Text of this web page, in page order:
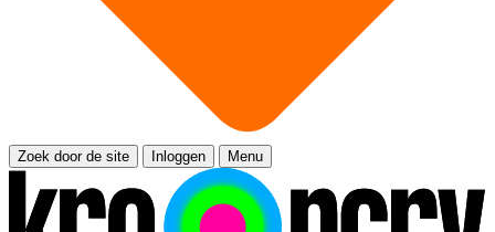
Zoek door de site Inloggen Menu